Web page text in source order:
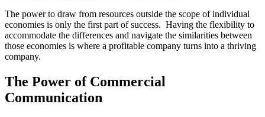
The power to draw from resources outside the scope of individual
economies is only the first part of success. Having the flexibility to
accommodate the differences and navigate the similarities between
those economies is where a profitable company turns into a thriving
company.
The Power of Commercial
Communication